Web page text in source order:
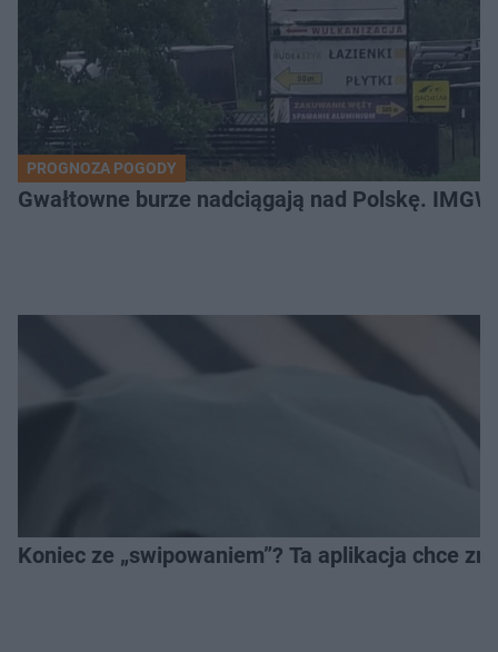
PROGNOZA POGODY
Gwałtowne burze nadciągają nad Polskę.
Koniec ze „swipowaniem”? Ta aplikacja chce